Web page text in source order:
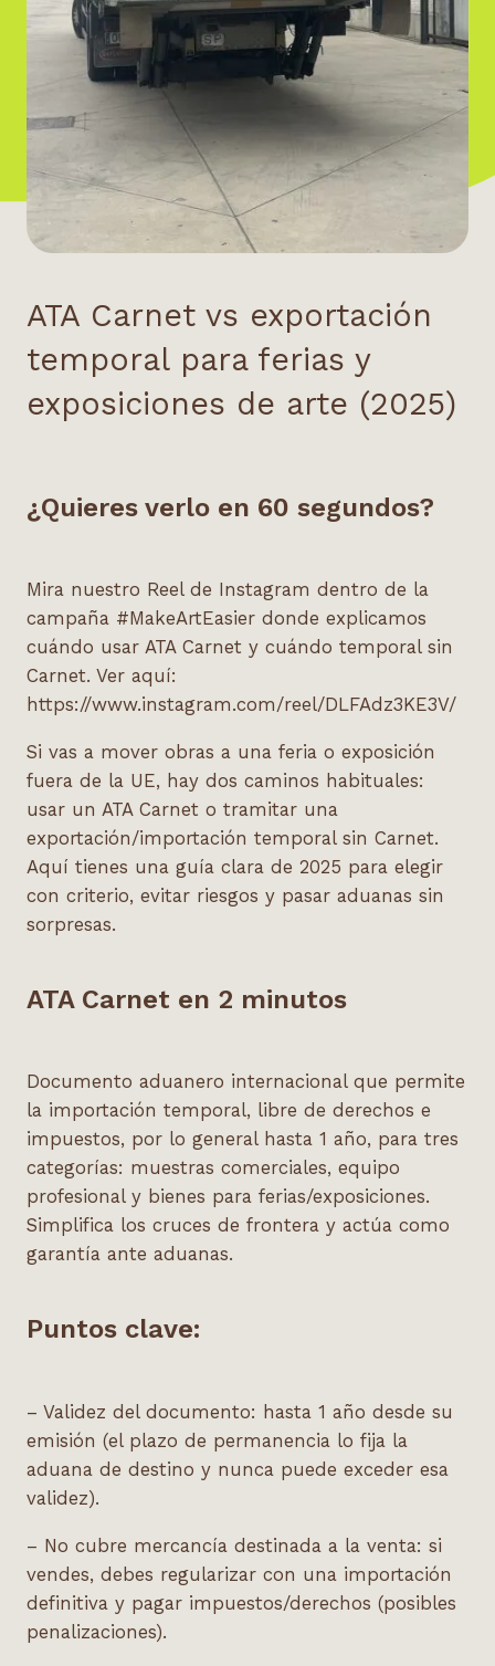
ATA Carnet vs exportación
temporal para ferias y
exposiciones de arte (2025)
¿Quieres verlo en 60 segundos?
Mira nuestro Reel de Instagram dentro de la
campaña #MakeArtEasier donde explicamos
cuándo usar ATA Carnet y cuándo temporal sin
Carnet. Ver aquí:
https://www.instagram.com/reel/DLFAdz3KE3V/
Si vas a mover obras a una feria o exposición
fuera de la UE, hay dos caminos habituales:
usar un ATA Carnet o tramitar una
exportación/importación temporal sin Carnet.
Aquí tienes una guía clara de 2025 para elegir
con criterio, evitar riesgos y pasar aduanas sin
sorpresas.
ATA Carnet en 2 minutos
Documento aduanero internacional que permite
la importación temporal, libre de derechos e
impuestos, por lo general hasta 1 año, para tres
categorías: muestras comerciales, equipo
profesional y bienes para ferias/exposiciones.
Simplifica los cruces de frontera y actúa como
garantía ante aduanas.
Puntos clave:
– Validez del documento: hasta 1 año desde su
emisión (el plazo de permanencia lo fija la
aduana de destino y nunca puede exceder esa
validez).
– No cubre mercancía destinada a la venta: si
vendes, debes regularizar con una importación
definitiva y pagar impuestos/derechos (posibles
penalizaciones).